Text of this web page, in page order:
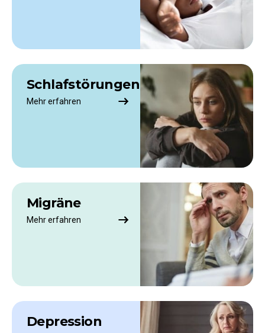
Schlafstörungen
Mehr erfahren
Migräne
Mehr erfahren
Depression